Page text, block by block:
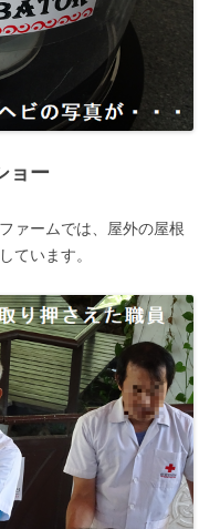
ョー
ァームでは、屋外の屋根
ています。